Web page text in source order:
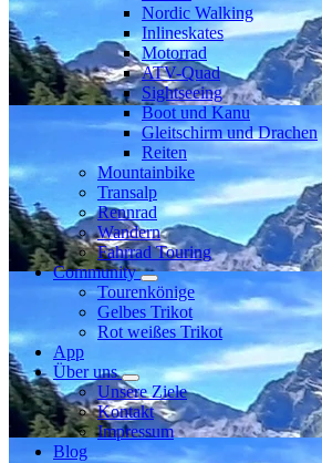
Nordic Walking
Inlineskates
Motorrad
ATV-Quad
Sightseeing
Boot und Kanu
Gleitschirm und Drachen
Reiten
Mountainbike
Transalp
Rennrad
Wandern
Fahrrad Touring
Community
Tourenkönige
Gelbes Trikot
Rot weißes Trikot
App
Über uns
Unsere Ziele
Kontakt
Impressum
Blog